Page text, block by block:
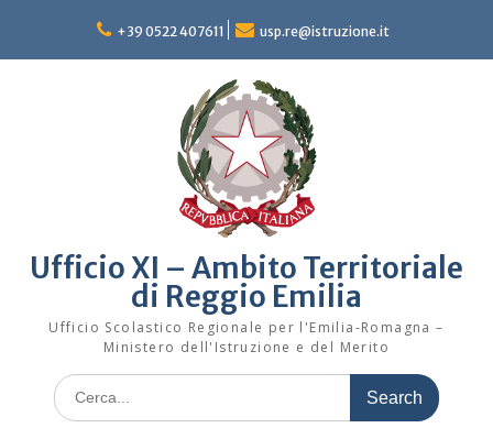
content
+39 0522 407611 usp.re@istruzione.it
Ufficio XI – Ambito Territoriale
di Reggio Emilia
Ufficio Scolastico Regionale per l'Emilia-Romagna –
Ministero dell'Istruzione e del Merito
Search
for: